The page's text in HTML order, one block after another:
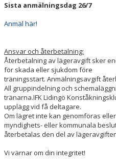
Sista anmälningsdag 26/7
Anmäl här!
Ansvar och återbetalning:
Återbetalning av lägeravgift sker
för skada eller sjukdom före
träningsstart. Anmälningsavgift
All gruppindelning och
tränarna.IFK Lidingö
upplägg vid få deltagare.
Om lägret inte kan genomföras
myndighets- eller kommunala
återbetalas den del av
Vi värnar om din integritet!